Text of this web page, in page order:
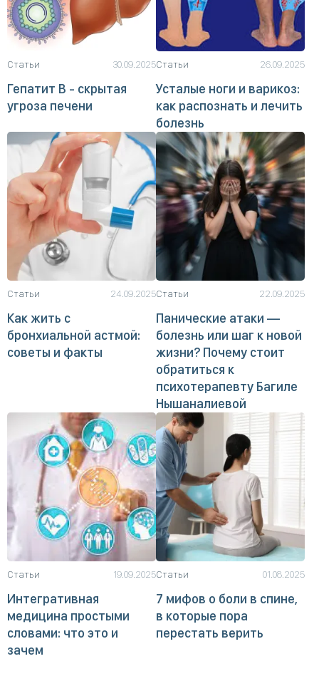
Статьи 30.09.2025
Гепатит B - скрытая
угроза печени
Статьи 26.09.2025
Усталые ноги и варикоз:
как распознать и лечить
болезнь
Статьи 24.09.2025
Как жить с
бронхиальной астмой:
советы и факты
Статьи 22.09.2025
Панические атаки —
болезнь или шаг к новой
жизни? Почему стоит
обратиться к
психотерапевту Багиле
Нышаналиевой
Статьи 19.09.2025
Интегративная
медицина простыми
словами: что это и
зачем
Статьи 01.08.2025
7 мифов о боли в спине,
в которые пора
перестать верить